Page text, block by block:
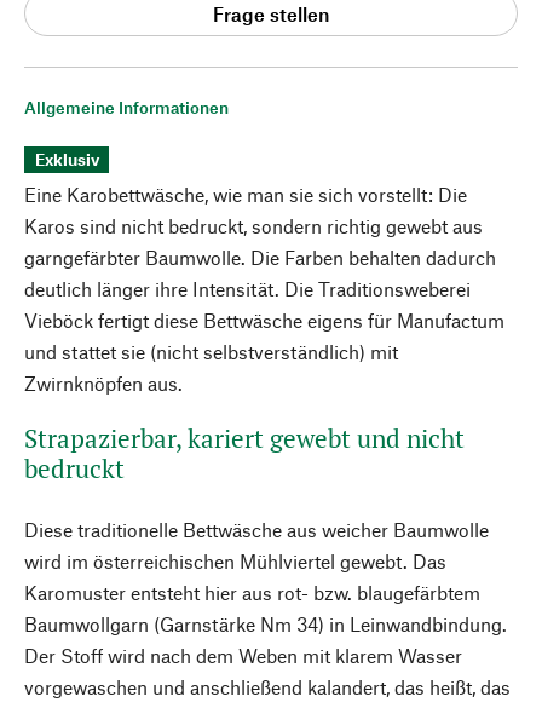
Allgemeine Informationen
Exklusiv
Eine Karobettwäsche, wie man sie sich vorstellt: Die
Karos sind nicht bedruckt, sondern richtig gewebt aus
garngefärbter Baumwolle. Die Farben behalten dadurch
deutlich länger ihre Intensität. Die Traditionsweberei
Vieböck fertigt diese Bettwäsche eigens für Manufactum
und stattet sie (nicht selbstverständlich) mit
Zwirnknöpfen aus.
Strapazierbar, kariert gewebt und nicht
bedruckt
Diese traditionelle Bettwäsche aus weicher Baumwolle
wird im österreichischen Mühlviertel gewebt. Das
Karomuster entsteht hier aus rot- bzw. blaugefärbtem
Baumwollgarn (Garnstärke Nm 34) in Leinwandbindung.
Der Stoff wird nach dem Weben mit klarem Wasser
vorgewaschen und anschließend kalandert, das heißt, das
Frage stellen